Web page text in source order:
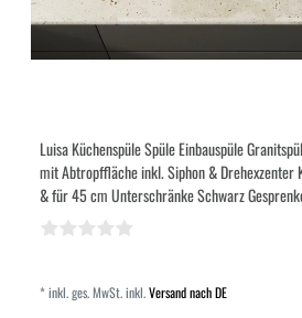
Luisa Küchenspüle Spüle Einbauspüle
mit Abtropffläche inkl. Siphon & Drehexzenter
& für 45 cm Unterschränke Schwarz
*inkl. ges. MwSt.inkl.Versand nach DE